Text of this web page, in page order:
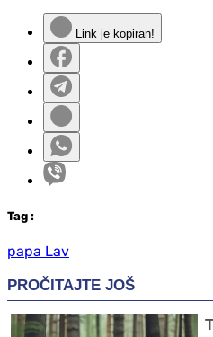
Link je kopiran!
Tag :
papa Lav